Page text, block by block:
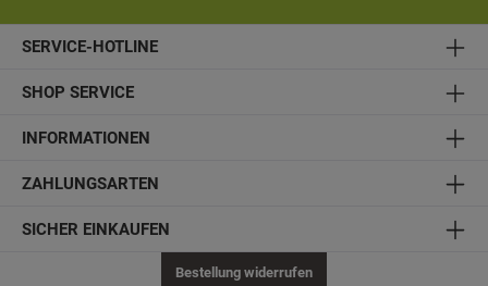
SERVICE-HOTLINE
SHOP SERVICE
INFORMATIONEN
ZAHLUNGSARTEN
SICHER EINKAUFEN
Bestellung widerrufen